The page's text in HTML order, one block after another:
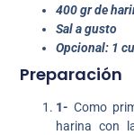
400 gr de
Sal a gusto
Opcional: 1
Preparación
1- Como
harina con